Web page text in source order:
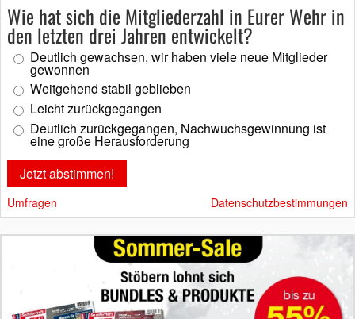
Wie hat sich die Mitgliederzahl in Eurer Wehr in
den letzten drei Jahren entwickelt?
Deutlich gewachsen, wir haben viele neue Mitglieder
gewonnen
Weitgehend stabil geblieben
Leicht zurückgegangen
Deutlich zurückgegangen, Nachwuchsgewinnung ist
eine große Herausforderung
Umfragen Datenschutzbestimmungen